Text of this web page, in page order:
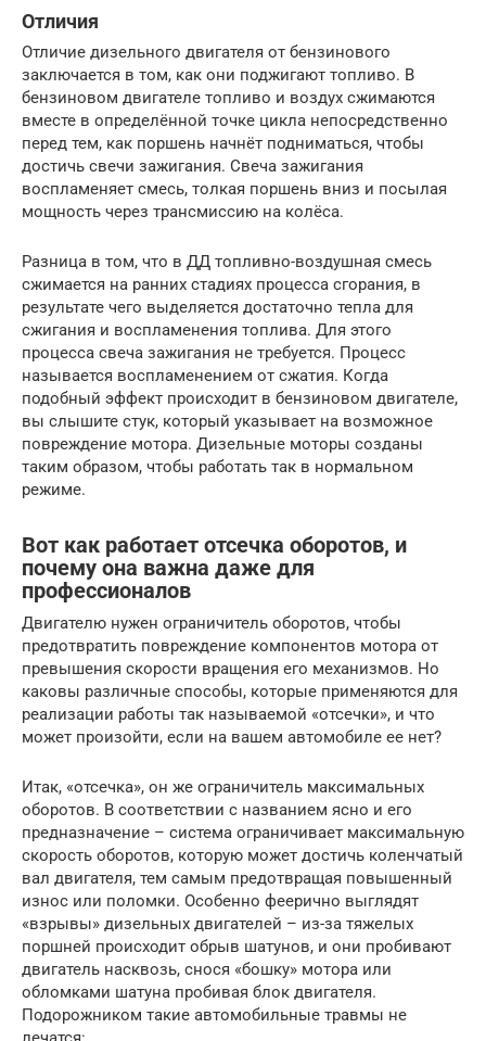
Отличия
Отличие дизельного двигателя от бензинового
заключается в том, как они поджигают топливо. В
бензиновом двигателе топливо и воздух сжимаются
вместе в определённой точке цикла непосредственно
перед тем, как поршень начнёт подниматься, чтобы
достичь свечи зажигания. Свеча зажигания
воспламеняет смесь, толкая поршень вниз и посылая
мощность через трансмиссию на колёса.
Разница в том, что в ДД топливно-воздушная смесь
сжимается на ранних стадиях процесса сгорания, в
результате чего выделяется достаточно тепла для
сжигания и воспламенения топлива. Для этого
процесса свеча зажигания не требуется. Процесс
называется воспламенением от сжатия. Когда
подобный эффект происходит в бензиновом двигателе,
вы слышите стук, который указывает на возможное
повреждение мотора. Дизельные моторы созданы
таким образом, чтобы работать так в нормальном
режиме.
Вот как работает отсечка оборотов, и
почему она важна даже для
профессионалов
Двигателю нужен ограничитель оборотов, чтобы
предотвратить повреждение компонентов мотора от
превышения скорости вращения его механизмов. Но
каковы различные способы, которые применяются для
реализации работы так называемой «отсечки», и что
может произойти, если на вашем автомобиле ее нет?
Итак, «отсечка», он же ограничитель максимальных
оборотов. В соответствии с названием ясно и его
предназначение – система ограничивает максимальную
скорость оборотов, которую может достичь коленчатый
вал двигателя, тем самым предотвращая повышенный
износ или поломки. Особенно феерично выглядят
«взрывы» дизельных двигателей – из-за тяжелых
поршней происходит обрыв шатунов, и они пробивают
двигатель насквозь, снося «бошку» мотора или
обломками шатуна пробивая блок двигателя.
Подорожником такие автомобильные травмы не